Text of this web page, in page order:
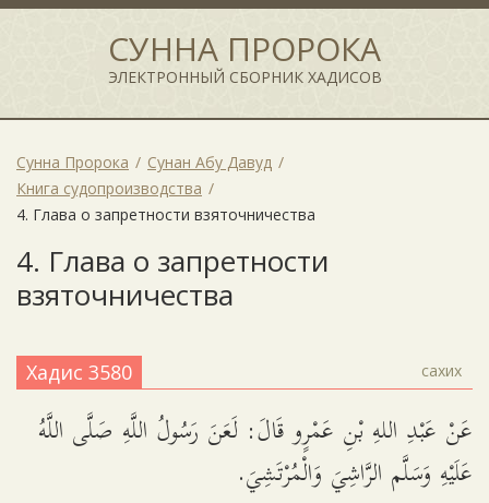
СУННА ПРОРОКА
ЭЛЕКТРОННЫЙ СБОРНИК ХАДИСОВ
Сунна Пророка
Сунан Абу Давуд
Книга судопроизводства
4. Глава о запретности взяточничества
4. Глава о запретности
взяточничества
Хадис 3580 сахих
عَنْ عَبْدِ اللهِ بْنِ عَمْرٍو قَالَ: لَعَنَ رَسُولُ اللَّهِ صَلَّى اللَّهُ
عَلَيْهِ وَسَلَّم الرَّاشِيَ وَالْمُرْتَشِيَ.